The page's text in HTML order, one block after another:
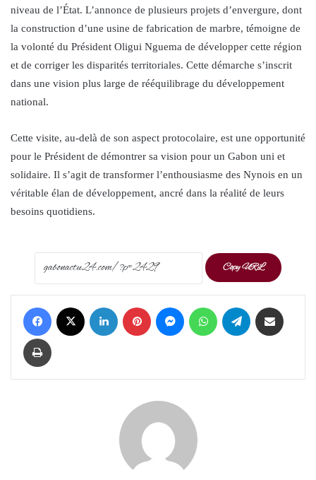
niveau de l’État. L’annonce de plusieurs projets d’envergure, dont
la construction d’une usine de fabrication de marbre, témoigne de
la volonté du Président Oligui Nguema de développer cette région
et de corriger les disparités territoriales. Cette démarche s’inscrit
dans une vision plus large de rééquilibrage du développement
national.
Cette visite, au-delà de son aspect protocolaire, est une opportunité
pour le Président de démontrer sa vision pour un Gabon uni et
solidaire. Il s’agit de transformer l’enthousiasme des Nynois en un
véritable élan de développement, ancré dans la réalité de leurs
besoins quotidiens.
Copy URL
Facebook LinkedIn Pinterest Messenger WhatsApp Telegram
Print